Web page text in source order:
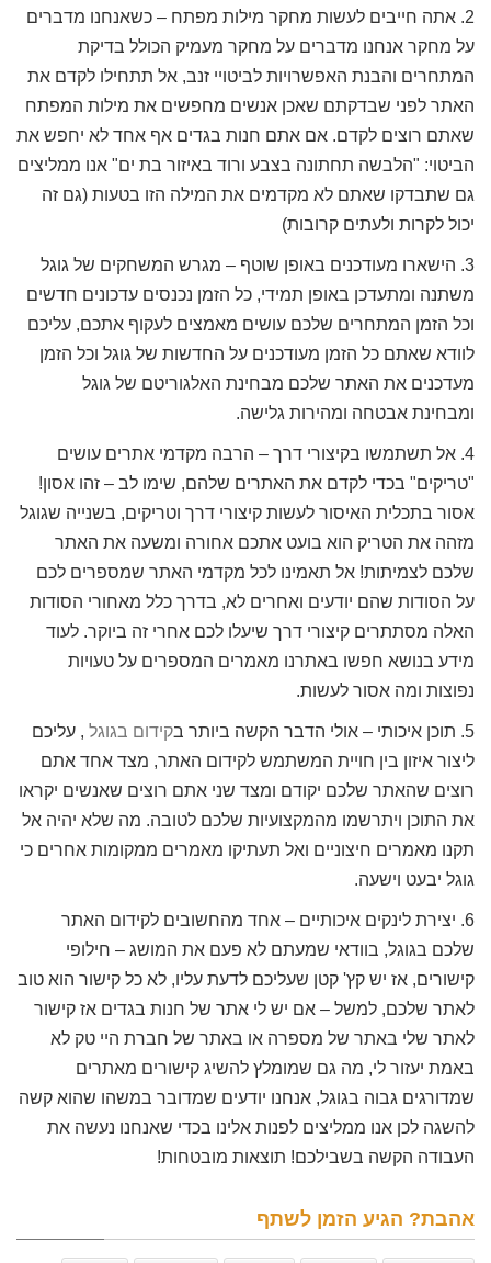
2. אתה חייבים לעשות מחקר מילות מפתח – כשאנחנו מדברים
על מחקר אנחנו מדברים על מחקר מעמיק הכולל בדיקת
המתחרים והבנת האפשרויות לביטויי זנב, אל תתחילו לקדם את
האתר לפני שבדקתם שאכן אנשים מחפשים את מילות המפתח
שאתם רוצים לקדם. אם אתם חנות בגדים אף אחד לא יחפש את
הביטוי: "הלבשה תחתונה בצבע ורוד באיזור בת ים" אנו ממליצים
גם שתבדקו שאתם לא מקדמים את המילה הזו בטעות (גם זה
יכול לקרות ולעתים קרובות)
3. הישארו מעודכנים באופן שוטף – מגרש המשחקים של גוגל
משתנה ומתעדכן באופן תמידי, כל הזמן נכנסים עדכונים חדשים
וכל הזמן המתחרים שלכם עושים מאמצים לעקוף אתכם, עליכם
לוודא שאתם כל הזמן מעודכנים על החדשות של גוגל וכל הזמן
מעדכנים את האתר שלכם מבחינת האלגוריטם של גוגל
ומבחינת אבטחה ומהירות גלישה.
4. אל תשתמשו בקיצורי דרך – הרבה מקדמי אתרים עושים
"טריקים" בכדי לקדם את האתרים שלהם, שימו לב – זהו אסון!
אסור בתכלית האיסור לעשות קיצורי דרך וטריקים, בשנייה שגוגל
מזהה את הטריק הוא בועט אתכם אחורה ומשעה את האתר
שלכם לצמיתות! אל תאמינו לכל מקדמי האתר שמספרים לכם
על הסודות שהם יודעים ואחרים לא, בדרך כלל מאחורי הסודות
האלה מסתתרים קיצורי דרך שיעלו לכם אחרי זה ביוקר. לעוד
מידע בנושא חפשו באתרנו מאמרים המספרים על טעויות
נפוצות ומה אסור לעשות.
5. תוכן איכותי – אולי הדבר הקשה ביותר ב קידום בגוגל , עליכם
ליצור איזון בין חויית המשתמש לקידום האתר, מצד אחד אתם
רוצים שהאתר שלכם יקודם ומצד שני אתם רוצים שאנשים יקראו
את התוכן ויתרשמו מהמקצועיות שלכם לטובה. מה שלא יהיה אל
תקנו מאמרים חיצוניים ואל תעתיקו מאמרים ממקומות אחרים כי
גוגל יבעט וישעה.
6. יצירת לינקים איכותיים – אחד מהחשובים לקידום האתר
שלכם בגוגל, בוודאי שמעתם לא פעם את המושג – חילופי
קישורים, אז יש קץ' קטן שעליכם לדעת עליו, לא כל קישור הוא טוב
לאתר שלכם, למשל – אם יש לי אתר של חנות בגדים אז קישור
לאתר שלי באתר של מספרה או באתר של חברת היי טק לא
באמת יעזור לי, מה גם שמומלץ להשיג קישורים מאתרים
שמדורגים גבוה בגוגל, אנחנו יודעים שמדובר במשהו שהוא קשה
להשגה לכן אנו ממליצים לפנות אלינו בכדי שאנחנו נעשה את
העבודה הקשה בשבילכם! תוצאות מובטחות!
אהבת? הגיע הזמן לשתף